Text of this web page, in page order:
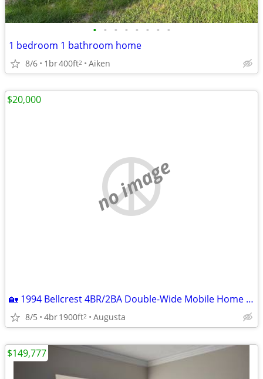
• • • • • • • •
1 bedroom 1 bathroom home
8/6 1br400ft2 Aiken
no image
🏡 1994 Bellcrest 4BR/2BA Double-Wide Mobile Home – Home Only (Must Be Moved
8/5 4br1900ft2 Augusta
$20,000
$149,777